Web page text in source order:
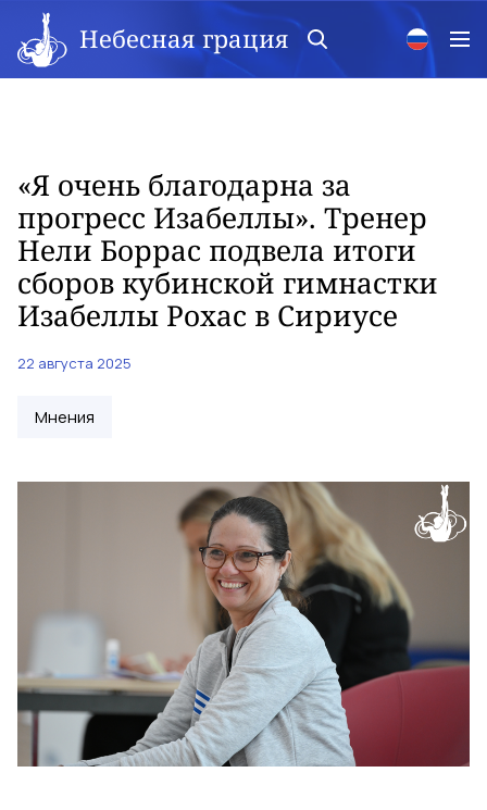
Небесная грация
«Я очень благодарна за
прогресс Изабеллы». Тренер
Нели Боррас подвела итоги
сборов кубинской гимнастки
Изабеллы Рохас в Сириусе
22 августа 2025
Мнения